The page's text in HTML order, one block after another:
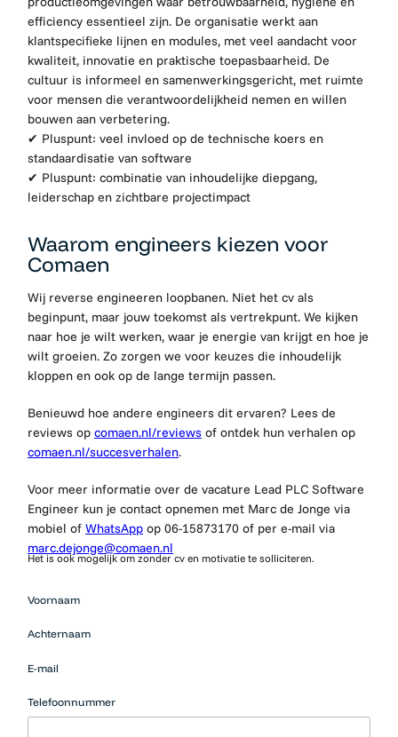
efficiency essentieel zijn. De organisatie werkt aan
klantspecifieke lijnen en modules, met veel aandacht voor
kwaliteit, innovatie en praktische toepasbaarheid. De
cultuur is informeel en samenwerkingsgericht, met ruimte
voor mensen die verantwoordelijkheid nemen en willen
bouwen aan verbetering.
✔ Pluspunt: veel invloed op de technische koers en
standaardisatie van software
✔ Pluspunt: combinatie van inhoudelijke diepgang,
leiderschap en zichtbare projectimpact
Waarom engineers kiezen voor
Comaen
Wij reverse engineeren loopbanen. Niet het cv als
beginpunt, maar jouw toekomst als vertrekpunt. We kijken
naar hoe je wilt werken, waar je energie van krijgt en hoe je
wilt groeien. Zo zorgen we voor keuzes die inhoudelijk
kloppen en ook op de lange termijn passen.
Benieuwd hoe andere engineers dit ervaren? Lees de
reviews op comaen.nl/reviews of ontdek hun verhalen op
comaen.nl/succesverhalen.
Voor meer informatie over de vacature Lead PLC Software
Engineer kun je contact opnemen met Marc de Jonge via
mobiel of WhatsApp op 06-15873170 of per e-mail via
marc.dejonge@comaen.nl
Het is ook mogelijk om zonder cv en motivatie te solliciteren.
Voornaam
Achternaam
E-mail
Telefoonnummer
die op zoek
werk
neerzetten.